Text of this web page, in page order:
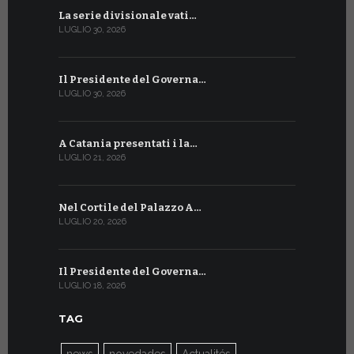
La serie divisionale vati…
LUGLIO 30, 2026
Il Presidente del Governa…
LUGLIO 30, 2026
A Catania presentati i la…
LUGLIO 21, 2026
Nel Cortile del Palazzo A…
LUGLIO 20, 2026
Il Presidente del Governa…
LUGLIO 18, 2026
TAG